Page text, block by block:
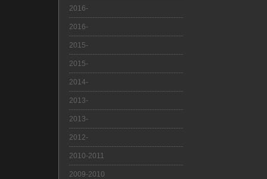
2016-
2016-
2015-
2015-
2014-
2013-
2013-
2012-
2010-2011
2009-2010